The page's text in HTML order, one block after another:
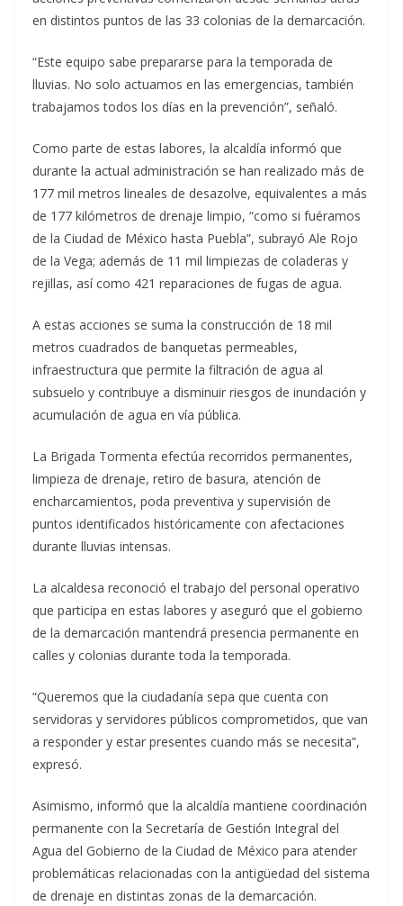
en distintos puntos de las 33 colonias de la demarcación.
“Este equipo sabe prepararse para la temporada de
lluvias. No solo actuamos en las emergencias, también
trabajamos todos los días en la prevención”, señaló.
Como parte de estas labores, la alcaldía informó que
durante la actual administración se han realizado más de
177 mil metros lineales de desazolve, equivalentes a más
de 177 kilómetros de drenaje limpio, “como si fuéramos
de la Ciudad de México hasta Puebla”, subrayó Ale Rojo
de la Vega; además de 11 mil limpiezas de coladeras y
rejillas, así como 421 reparaciones de fugas de agua.
A estas acciones se suma la construcción de 18 mil
metros cuadrados de banquetas permeables,
infraestructura que permite la filtración de agua al
subsuelo y contribuye a disminuir riesgos de inundación y
acumulación de agua en vía pública.
La Brigada Tormenta efectúa recorridos permanentes,
limpieza de drenaje, retiro de basura, atención de
encharcamientos, poda preventiva y supervisión de
puntos identificados históricamente con afectaciones
durante lluvias intensas.
La alcaldesa reconoció el trabajo del personal operativo
que participa en estas labores y aseguró que el gobierno
de la demarcación mantendrá presencia permanente en
calles y colonias durante toda la temporada.
“Queremos que la ciudadanía sepa que cuenta con
servidoras y servidores públicos comprometidos, que van
a responder y estar presentes cuando más se necesita”,
expresó.
Asimismo, informó que la alcaldía mantiene coordinación
permanente con la Secretaría de Gestión Integral del
Agua del Gobierno de la Ciudad de México para atender
problemáticas relacionadas con la antigüedad del sistema
de drenaje en distintas zonas de la demarcación.